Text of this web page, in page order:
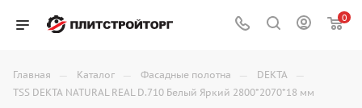
0
Главная — Каталог — Фасадные полотна — DEKTA —
TSS DEKTA NATURAL REAL D.710 Белый Яркий 2800*2070*18 мм